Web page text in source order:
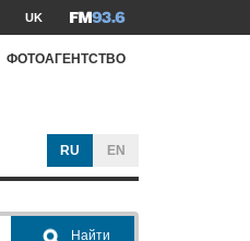
UK
ФОТОАГЕНТСТВО
RU EN
Найти